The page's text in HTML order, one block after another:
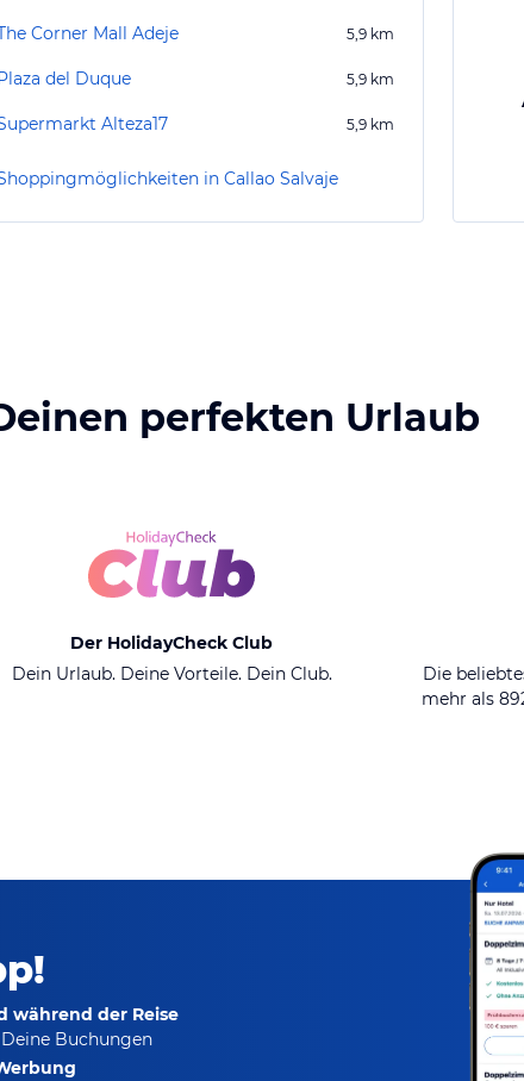
Corner Mall Adeje 5,9 km
del Duque 5,9 km
Alteza17 5,9 km
in Callao Salvaje
perfekten Urlaub
Der HolidayCheck Club
Dein Urlaub. Deine Vorteile. Dein Club.
Die
mehr als
während der Reise
Buchungen